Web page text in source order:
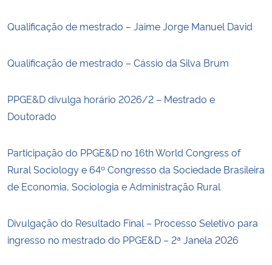
Qualificação de mestrado – Jaime Jorge Manuel David
Qualificação de mestrado – Cássio da Silva Brum
PPGE&D divulga horário 2026/2 – Mestrado e
Doutorado
Participação do PPGE&D no 16th World Congress of
Rural Sociology e 64º Congresso da Sociedade Brasileira
de Economia, Sociologia e Administração Rural
Divulgação do Resultado Final – Processo Seletivo para
ingresso no mestrado do PPGE&D – 2ª Janela 2026